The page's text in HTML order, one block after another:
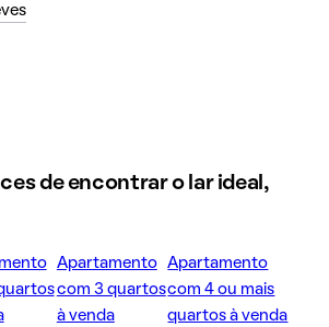
de encontrar o lar ideal,
Apartamento
com 3 quartos
à venda
Apartamento
com 4 ou mais
quartos à venda